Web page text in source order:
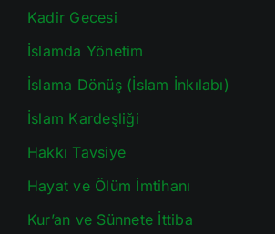
Kadir Gecesi
İslamda Yönetim
İslama Dönüş (İslam İnkılabı)
İslam Kardeşliği
Hakkı Tavsiye
Hayat ve Ölüm İmtihanı
Kur’an ve Sünnete İttiba